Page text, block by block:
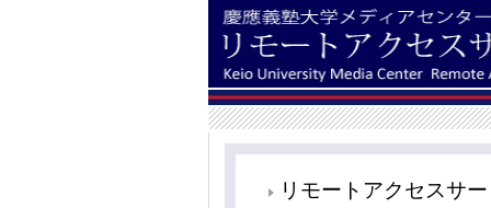
リモートアクセスサ